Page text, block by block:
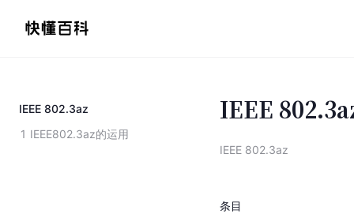
IEEE 802.3az
1 IEEE802.3az的运用
IEEE
IEEE 802.3az
条目